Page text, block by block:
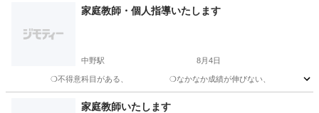
信濃町駅 家庭教師 論文
家庭教師・個人指導いたします
中野駅 8月4日
❍不得意科目がある、 ❍なかなか成績が伸びない、 そんな中学生・高
中野駅 家庭教師
家庭教師いたします